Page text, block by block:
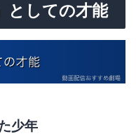
としての才能
少年